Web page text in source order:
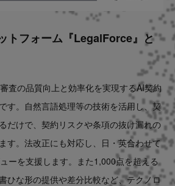
トフォーム『LegalForce』と
査の品質向上と効率化を実現するAI契約
す。自然言語処理等の技術を活用し、契
だけで、契約リスクや条項の抜け漏れの
す。法改正にも対応し、日・英合わせて
ーを支援します。また1,000点を超える
ひな形の提供や差分比較など、テクノロ